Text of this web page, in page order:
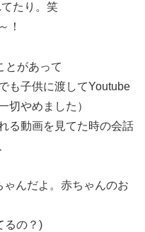
てたり。笑
！
とがあって
も子供に渡してYoutube
切やめました）
る動画を見てた時の会話
んだよ。赤ちゃんのお
るの？)